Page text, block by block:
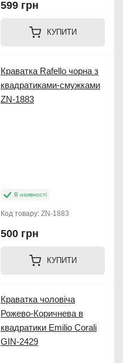
599 грн
КУПИТИ
Краватка Rafello чорна з
квадратиками-смужками
ZN-1883
В наявності
Код товару: ZN-1883
500 грн
КУПИТИ
Краватка чоловіча
Рожево-Коричнева в
квадратики Emilio Corali
GIN-2429